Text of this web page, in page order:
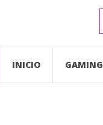
INICIO GAMING